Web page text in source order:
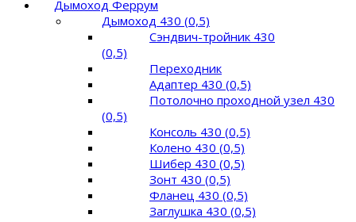
Дымоход Феррум
Дымоход 430 (0,5)
Сэндвич-тройник 430
(0,5)
Переходник
Адаптер 430 (0,5)
Потолочно проходной узел 430
(0,5)
Консоль 430 (0,5)
Колено 430 (0,5)
Шибер 430 (0,5)
Зонт 430 (0,5)
Фланец 430 (0,5)
Заглушка 430 (0,5)